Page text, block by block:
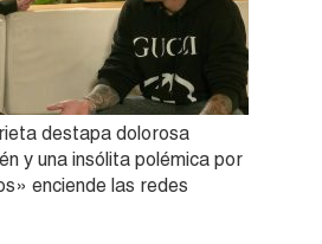
destapa dolorosa
y una insólita polémica por
enciende las redes